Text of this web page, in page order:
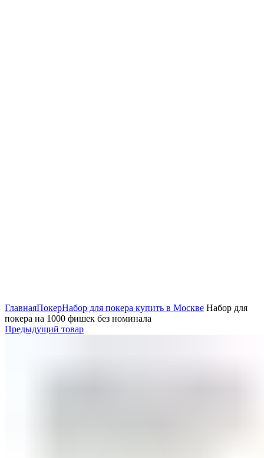
ГлавнаяПокерНабор для покера купить в Москве Набор для
покера на 1000 фишек без номинала
Предыдущий товар